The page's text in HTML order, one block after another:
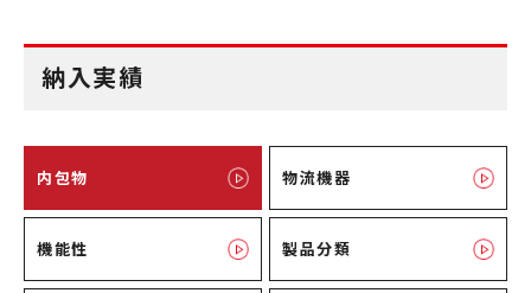
納入実績
内包物 物流機器
機能性 製品分類